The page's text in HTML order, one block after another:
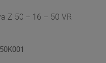
Z 50 + 16 – 50 VR